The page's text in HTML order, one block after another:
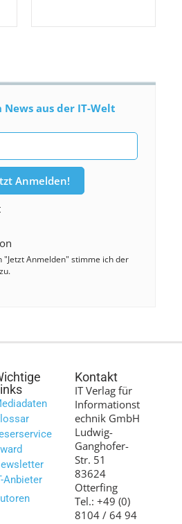
aus der IT-Welt
Anmelden!
"Jetzt Anmelden" stimme ich der
Anbieter
Kontakt
IT Verlag für
Informationst
echnik GmbH
Ludwig-
Ganghofer-
Str. 51
83624
Otterfing
Tel.: +49 (0)
8104 / 64 94